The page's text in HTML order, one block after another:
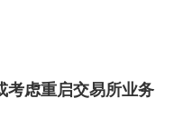
考虑重启交易所业务